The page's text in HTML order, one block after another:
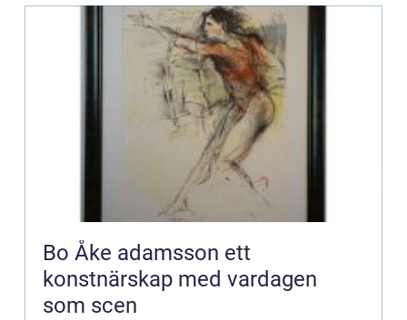
Bo Åke adamsson ett
konstnärskap med vardagen
som scen